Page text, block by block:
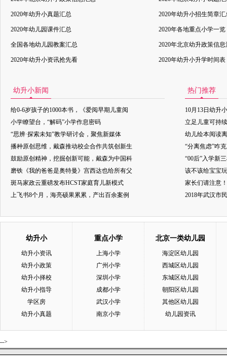
2020年幼升小真题汇总 2020年幼升小招生简章汇
2020年幼儿园课件汇总 2020年各地重点小学一览
全国各地幼儿园教案汇总 2020年北京幼升政策信息
2020年幼升小资讯抢先看 2020年幼升小升学时间表
幼升小新闻
给0-6岁孩子的1000本书，《爱阅早期儿童阅
小学瞭望台，“解码”小学作息密码
“思辨·探索未知”教学研讨会，聚焦新媒体
播种原创思维，戴森推动校企合作共筑创新生
鼓励原创精神，挖掘创新可能，戴森为中国科
磨铁《我的爸爸是奥特曼》宫西达也给所有父
斑马家政云重磅发布HCST家庭育儿新模式
上飞书8个月，海亮硕果累累，产出百余案例
热门推荐
10月13日幼升
立足儿童可持
幼儿绘本阅读
“分离焦虑”咋
“00后”入学新
该不该给宝宝
家长们请注意
2018年武汉市
幼升小
幼升小资讯
幼升小政策
幼升小择校
幼升小指导
学区房
幼升小真题
重点小学
上海小学
广州小学
深圳小学
成都小学
武汉小学
南京小学
北京一类幼儿园
海淀区幼儿园
西城区幼儿园
东城区幼儿园
朝阳区幼儿园
其他区幼儿园
幼儿园资讯
-->